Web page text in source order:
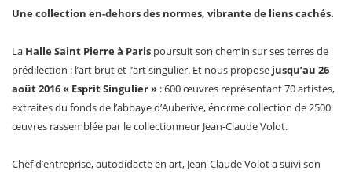
Une collection en-dehors des normes, vibrante de liens cachés.
La Halle Saint Pierre à Paris poursuit son chemin sur ses terres de
prédilection : l’art brut et l’art singulier. Et nous propose jusqu’au 26
août 2016 « Esprit Singulier » : 600 œuvres représentant 70 artistes,
extraites du fonds de l’abbaye d’Auberive, énorme collection de 2500
œuvres rassemblée par le collectionneur Jean-Claude Volot.
Chef d’entreprise, autodidacte en art, Jean-Claude Volot a suivi son